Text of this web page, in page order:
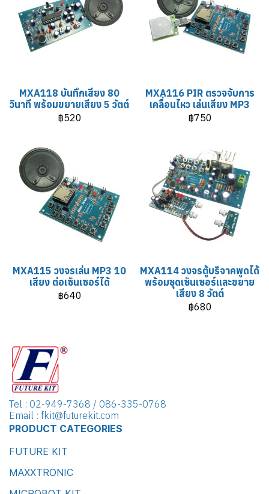
MXA118 บันทึกเสียง 80
วินาที พร้อมขยายเสียง 5 วัตต์
฿520
MXA116 PIR ตรวจจับการ
เคลื่อนไหว เล่นเสียง MP3
฿750
MXA115 วงจรเล่น MP3 10
เสียง ต่อเซ็นเซอร์ได้
฿640
MXA114 วงจรตู้บริจาคพูดได้
พร้อมชุดเซ็นเซอร์และขยาย
เสียง 8 วัตต์
฿680
Tel : 02-949-7368 / 086-335-0768
Email : fkit@futurekit.com
PRODUCT CATEGORIES
FUTURE KIT
MAXXTRONIC